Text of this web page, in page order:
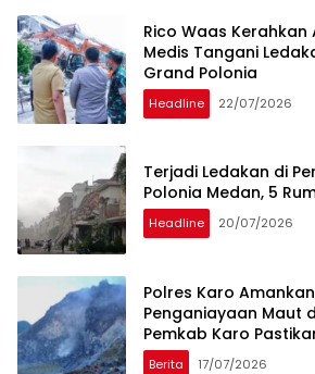
Rico Waas
Medis Tangani
Grand Polonia
Headline 22/07/2026
Terjadi Ledakan di
Polonia Medan, 5
Headline 20/07/2026
Polres Karo
Penganiayaan Maut
Pemkab Karo
Tetap Aman dan
Berita 17/07/2026